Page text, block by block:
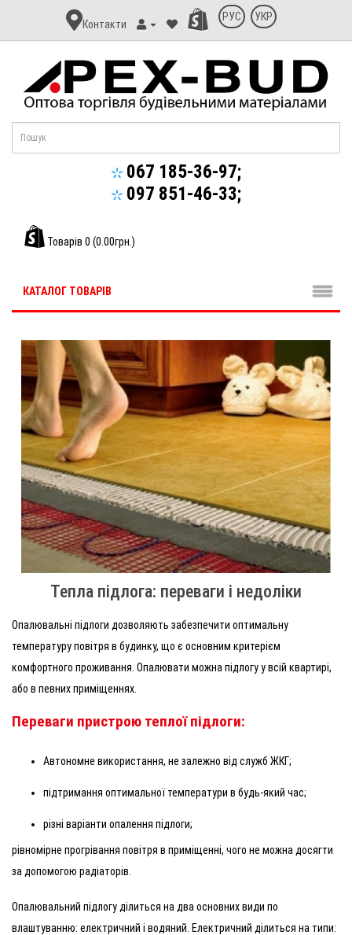
Контакт
Апекс-
Контакти
РУС УКР
067 185-36-97;
097 851-46-33;
Товарів 0 (0.00грн.)
КАТАЛОГ ТОВАРІВ
Тепла підлога: переваги і недоліки
Опалювальні підлоги дозволяють забезпечити оптимальну
температуру повітря в будинку, що є основним критерієм
комфортного проживання. Опалювати можна підлогу у всій квартирі,
або в певних приміщеннях.
Переваги пристрою теплої підлоги:
Автономне використання, не залежно від служб ЖКГ;
підтримання оптимальної температури в будь-який час;
різні варіанти опалення підлоги;
рівномірне прогрівання повітря в приміщенні, чого не можна досягти
за допомогою радіаторів.
Опалювальний підлогу ділиться на два основних види по
влаштуванню: електричний і водяний. Електричний ділиться на типи: